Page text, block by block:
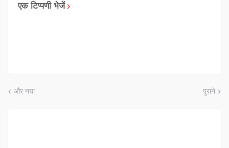
एक टिप्पणी भेजें
और नया पुराने